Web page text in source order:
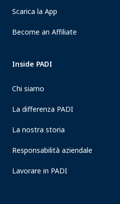
Scarica la App
Become an Affiliate
Inside PADI
Chi siamo
La differenza PADI
La nostra storia
Responsabilità aziendale
Lavorare in PADI